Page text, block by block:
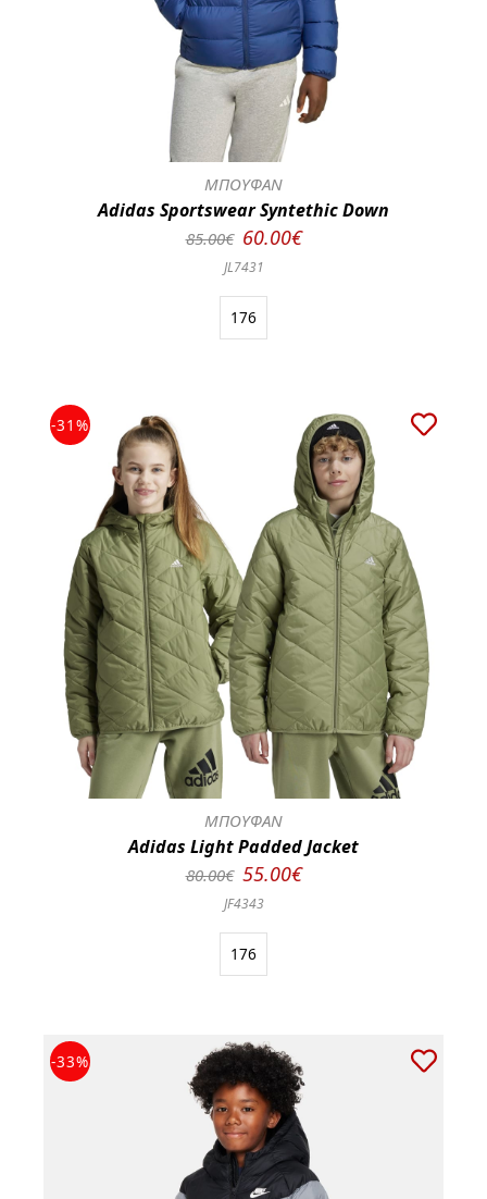
ΜΠΟΥΦΑΝ
Adidas Sportswear Syntethic Down
85.00€ 60.00€
JL7431
176
-31%
ΜΠΟΥΦΑΝ
Adidas Light Padded Jacket
80.00€ 55.00€
JF4343
176
-33%